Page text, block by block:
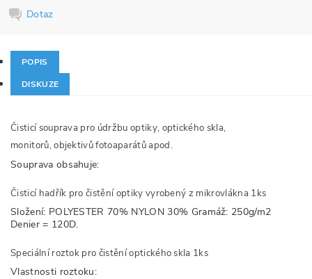
Dotaz
POPIS
DISKUZE
Čisticí souprava pro údržbu optiky, optického skla,
monitorů, objektivů fotoaparátů apod.
Souprava obsahuje:
Čisticí hadřík pro čistění optiky vyrobený z mikrovlákna 1ks
Složení: POLYESTER 70% NYLON 30% Gramáž: 250g/m2
Denier = 120D.
Speciální roztok pro čistění optického skla 1ks
Vlastnosti roztoku: